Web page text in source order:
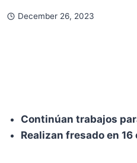
December 26, 2023
Continúan trabajos
Realizan fresado en